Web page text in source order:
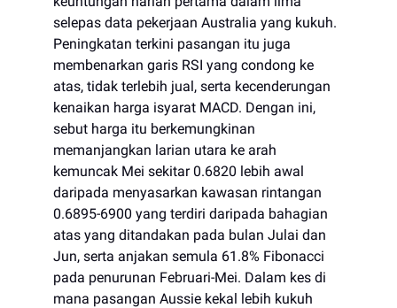
selepas data pekerjaan Australia yang kukuh.
Peningkatan terkini pasangan itu juga
membenarkan garis RSI yang condong ke
atas, tidak terlebih jual, serta kecenderungan
kenaikan harga isyarat MACD. Dengan ini,
sebut harga itu berkemungkinan
memanjangkan larian utara ke arah
kemuncak Mei sekitar 0.6820 lebih awal
daripada menyasarkan kawasan rintangan
0.6895-6900 yang terdiri daripada bahagian
atas yang ditandakan pada bulan Julai dan
Jun, serta anjakan semula 61.8% Fibonacci
pada penurunan Februari-Mei. Dalam kes di
mana pasangan Aussie kekal lebih kukuh